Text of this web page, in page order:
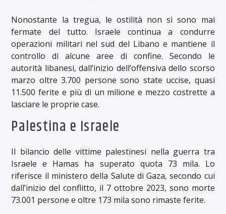
Nonostante la tregua, le ostilità non si sono mai
fermate del tutto. Israele continua a condurre
operazioni militari nel sud del Libano e mantiene il
controllo di alcune aree di confine. Secondo le
autorità libanesi, dall’inizio dell’offensiva dello scorso
marzo oltre 3.700 persone sono state uccise, quasi
11.500 ferite e più di un milione e mezzo costrette a
lasciare le proprie case.
Palestina e Israele
Il bilancio delle vittime palestinesi nella guerra tra
Israele e Hamas ha superato quota 73 mila. Lo
riferisce il ministero della Salute di Gaza, secondo cui
dall’inizio del conflitto, il 7 ottobre 2023, sono morte
73.001 persone e oltre 173 mila sono rimaste ferite.